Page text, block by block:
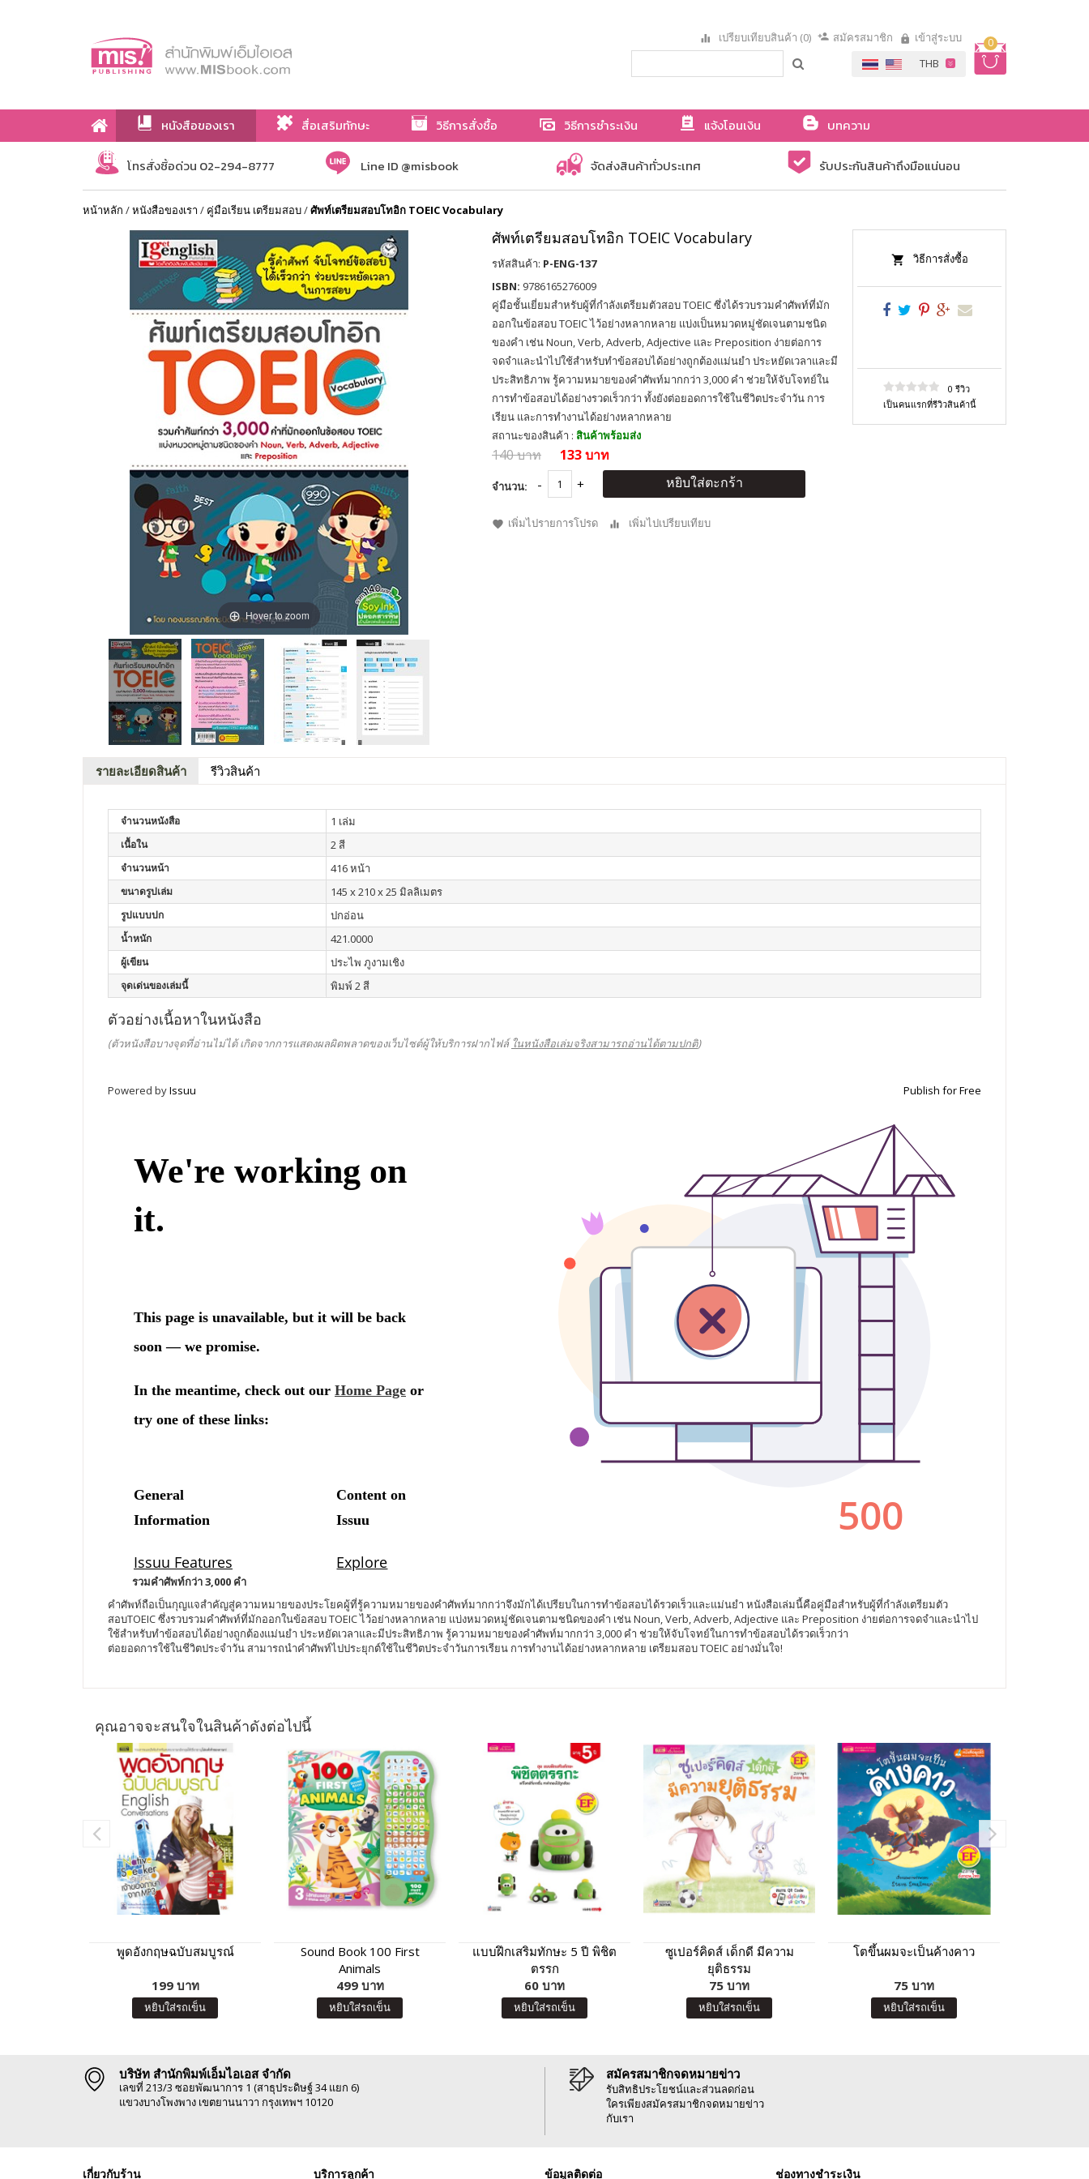
0
เปรียบเทียบสินค้า (0) สมัครสมาชิก เข้าสู่ระบบ
หนังสือของเรา สื่อเสริมทักษะ วิธีการสั่งซื้อ วิธีการชำระเงิน แจ้งโอนเงิน
บทความ
เกี่ยวกับเรา
โทรสั่งซื้อด่วน 02-294-8777 Line ID @misbook จัดส่งสินค้าทั่วประเทศ รับประกันสินค้าถึงมือแน่นอน
หน้าหลัก /หนังสือของเรา / คู่มือเรียน เตรียมสอบ/ศัพท์เตรียมสอบโทอิก TOEIC Vocabulary
Hover to zoom
ศัพท์เตรียมสอบโทอิก TOEIC Vocabulary
รหัสสินค้า: P-ENG-137
ISBN: 9786165276009
คู่มือชั้นเยี่ยมสำหรับผู้ที่กำลังเตรียมตัวสอบ TOEIC ซึ่งได้รวบรวมคำศัพท์ที่มัก
ออกในข้อสอบ TOEIC ไว้อย่างหลากหลาย แบ่งเป็นหมวดหมู่ชัดเจนตามชนิด
ของคำ เช่น Noun, Verb, Adverb, Adjective และ Preposition ง่ายต่อการ
จดจำและนำไปใช้สำหรับทำข้อสอบได้อย่างถูกต้องแม่นยำ ประหยัดเวลาและมี
ประสิทธิภาพ รู้ความหมายของคำศัพท์มากกว่า 3,000 คำ ช่วยให้จับโจทย์ใน
การทำข้อสอบได้อย่างรวดเร็วกว่า ทั้งยังต่อยอดการใช้ในชีวิตประจำวัน การ
เรียน และการทำงานได้อย่างหลากหลาย
สถานะของสินค้า : สินค้าพร้อมส่ง
140 บาท 133 บาท
จำนวน: หยิบใส่ตะกร้า
เพิ่มไปรายการโปรด เพิ่มไปเปรียบเทียบ
วิธีการสั่งซื้อ
0 รีวิว
เป็นคนแรกที่รีวิวสินค้านี้
รายละเอียดสินค้า รีวิวสินค้า
จำนวนหนังสือ 1 เล่ม
เนื้อใน 2 สี
จำนวนหน้า 416 หน้า
ขนาดรูปเล่ม 145 x 210 x 25 มิลลิเมตร
รูปแบบปก ปกอ่อน
น้ำหนัก 421.0000
ผู้เขียน ประไพ ภูงามเชิง
จุดเด่นของเล่มนี้ พิมพ์ 2 สี
ตัวอย่างเนื้อหาในหนังสือ
(ตัวหนังสือบางจุดที่อ่านไม่ได้ เกิดจากการแสดงผลผิดพลาดของเว็บไซต์ผู้ให้บริการฝากไฟล์ ในหนังสือเล่มจริงสามารถอ่านได้ตามปกติ)
Powered byIssuu Publish for Free
รวมคำศัพท์กว่า 3,000 คำ
คำศัพท์ถือเป็นกุญแจสำคัญสู่ความหมายของประโยคผู้ที่รู้ความหมายของคำศัพท์มากกว่าจึงมักได้เปรียบในการทำข้อสอบได้รวดเร็วและแม่นยำ หนังสือเล่มนี้คือคู่มือสำหรับผู้ที่กำลังเตรียมตัว
สอบTOEIC ซึ่งรวบรวมคำศัพท์ที่มักออกในข้อสอบ TOEIC ไว้อย่างหลากหลาย แบ่งหมวดหมู่ชัดเจนตามชนิดของคำ เช่น Noun, Verb, Adverb, Adjective และ Preposition ง่ายต่อการจดจำและนำไป
ใช้สำหรับทำข้อสอบได้อย่างถูกต้องแม่นยำ ประหยัดเวลาและมีประสิทธิภาพ รู้ความหมายของคำศัพท์มากกว่า 3,000 คำ ช่วยให้จับโจทย์ในการทำข้อสอบได้รวดเร็วกว่า
ต่อยอดการใช้ในชีวิตประจำวัน สามารถนำคำศัพท์ไปประยุกต์ใช้ในชีวิตประจำวันการเรียน การทำงานได้อย่างหลากหลาย เตรียมสอบ TOEIC อย่างมั่นใจ!
คุณอาจจะสนใจในสินค้าดังต่อไปนี้
พูดอังกฤษฉบับสมบูรณ์
199 บาท
หยิบใส่รถเข็น
Sound Book 100 First
Animals
499 บาท
หยิบใส่รถเข็น
แบบฝึกเสริมทักษะ 5 ปี พิชิต
ตรรก
60 บาท
หยิบใส่รถเข็น
ซูเปอร์คิดส์ เด็กดี มีความ
ยุติธรรม
75 บาท
หยิบใส่รถเข็น
โตขึ้นผมจะเป็นค้างคาว
75 บาท
หยิบใส่รถเข็น
บริษัท สำนักพิมพ์เอ็มไอเอส จำกัด
เลขที่ 213/3 ซอยพัฒนาการ 1 (สาธุประดิษฐ์ 34 แยก 6)
แขวงบางโพงพาง เขตยานนาวา กรุงเทพฯ 10120
สมัครสมาชิกจดหมายข่าว
รับสิทธิประโยชน์และส่วนลดก่อน
ใครเพียงสมัครสมาชิกจดหมายข่าว
กับเรา
เกี่ยวกับร้าน บริการลูกค้า ข้อมูลติดต่อ ช่องทางชำระเงิน